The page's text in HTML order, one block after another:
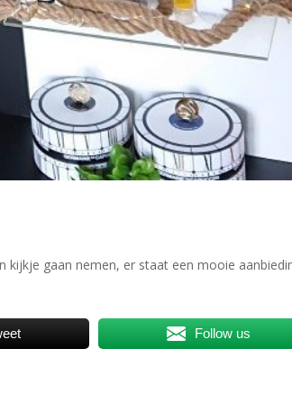
kijkje gaan nemen, er staat een mooie
Follow us